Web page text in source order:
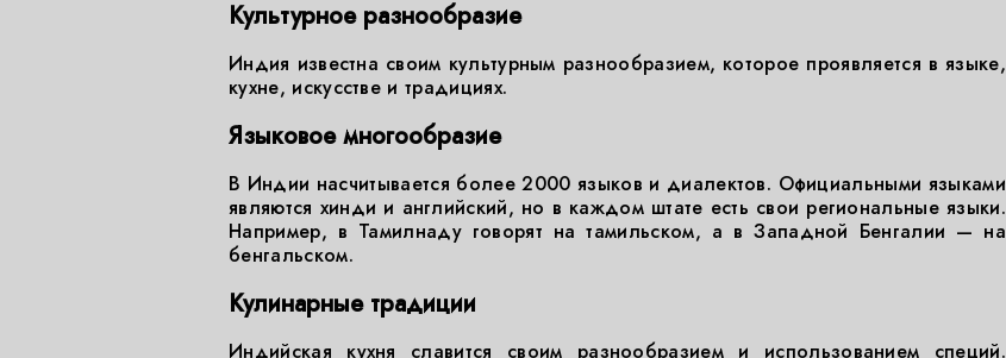
Культурное разнообразие
Индия известна своим культурным разнообразием, которое проявляется в языке,
кухне, искусстве и традициях.
Языковое многообразие
В Индии насчитывается более 2000 языков и диалектов. Официальными языками
являются хинди и английский, но в каждом штате есть свои региональные языки.
Например, в Тамилнаду говорят на тамильском, а в Западной Бенгалии — на
бенгальском.
Кулинарные традиции
Индийская кухня славится своим разнообразием и использованием специй.